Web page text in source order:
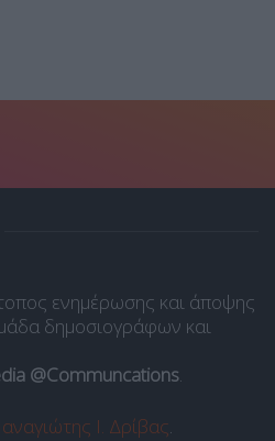
ενημέρωσης και άποψης
δημοσιογράφων και
@Communcations.
Ι. Δρίβας.